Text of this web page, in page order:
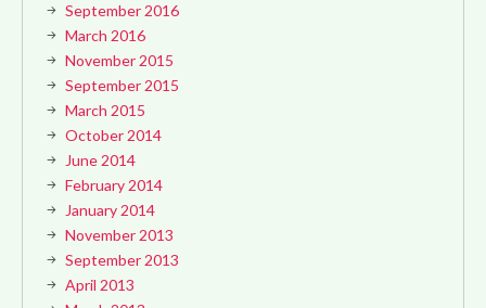
September 2016
March 2016
November 2015
September 2015
March 2015
October 2014
June 2014
February 2014
January 2014
November 2013
September 2013
April 2013